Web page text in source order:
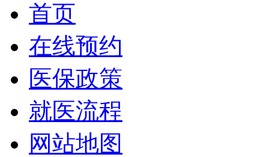
首页
在线预约
医保政策
就医流程
网站地图